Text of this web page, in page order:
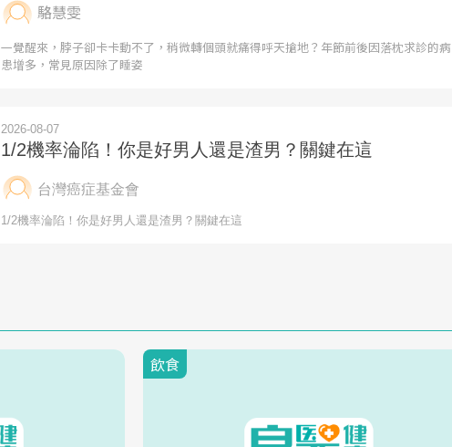
駱慧雯
一覺醒來，脖子卻卡卡動不了，稍微轉個頭就痛得呼天搶地？年節前後因落枕求診的病
患增多，常見原因除了睡姿
飲食